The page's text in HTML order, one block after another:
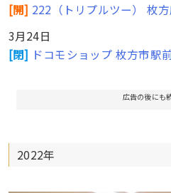
[開] 222（トリプルツー）
枚
3月24日
[閉] ドコモショップ 枚方市駅
広告の後にも
2022年